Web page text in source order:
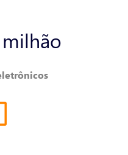
milhão